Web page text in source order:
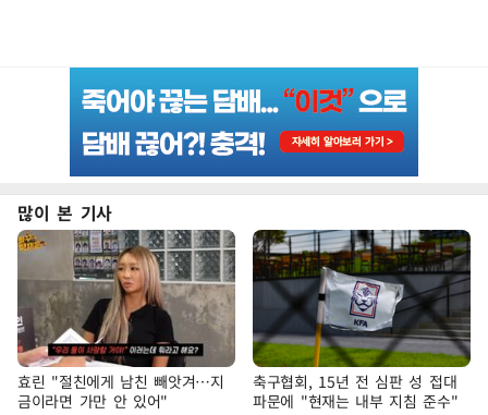
많이 본 기사
효린 "절친에게 남친 빼앗겨…지
금이라면 가만 안 있어"
축구협회, 15년 전 심판 성 접대
파문에 "현재는 내부 지침 준수"